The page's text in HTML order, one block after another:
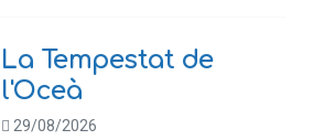
La Tempestat de
l'Oceà
29/08/2026